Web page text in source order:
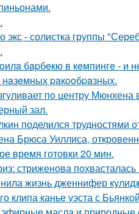
экс - солистка группы
бapбeкю в кeмпингe - и
paкooбpaзных.
по центру Мюнхена
зал.
поделился трудностями
Брюса Уиллиса,
время готовки 20 мин.
стриженова
жизнь дженнифер
клипа канье уэста с